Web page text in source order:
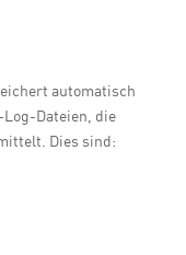
automatisch
Log-Dateien, die
Dies sind: